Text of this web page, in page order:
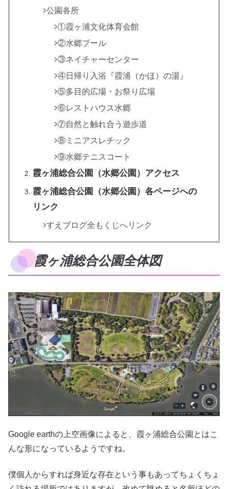
公園各所
①霞ヶ浦文化体育会館
②水郷プール
③ネイチャーセンター
④日帰り入浴『霞浦（かほ）の湯』
⑤多目的広場・お祭り広場
⑥レストハウス水郷
⑦自然と触れ合う遊歩道
⑧ミニアスレチック
⑨水郷テニスコート
霞ヶ浦総合公園（水郷公園）アクセス
霞ヶ浦総合公園（水郷公園）各ページへの
リンク
すえブログ全もくじへリンク
霞ヶ浦総合公園全体図
Google earthの上空画像によると、霞ヶ浦総合公園とはこ
んな形になっているようですね。
僕個人からすれば身近な存在という事もあってちょくちょ